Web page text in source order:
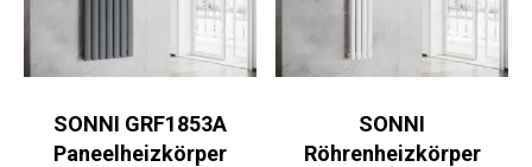
SONNI GRF1853A
Paneelheizkörper
SONNI
Röhrenheizkörper